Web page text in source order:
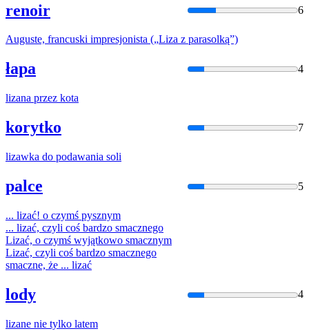
renoir 6
Auguste, francuski impresjonista („Liza z parasolką”)
łapa 4
lizana przez kota
korytko 7
lizawka do podawania soli
palce 5
... lizać! o czymś pysznym
... lizać, czyli coś bardzo smacznego
Lizać, o czymś wyjątkowo smacznym
Lizać, czyli coś bardzo smacznego
smaczne, że ... lizać
lody 4
lizane nie tylko latem